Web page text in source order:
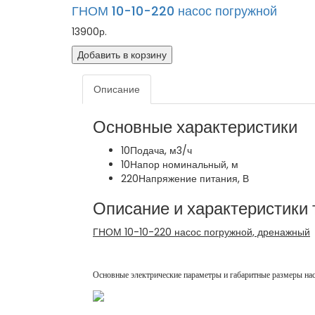
ГНОМ 10-10-220 насос погружной
13900р.
Добавить в корзину
Описание
Основные характеристики
10Подача, м3/ч
10Напор номинальный, м
220Напряжение питания, В
Описание и характеристики
ГНОМ 10-10-220 насос погружной, дренажный
Основные электрические параметры и габаритные размеры